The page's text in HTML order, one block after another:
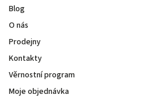
Blog
O nás
Prodejny
Kontakty
Věrnostní program
Moje objednávka